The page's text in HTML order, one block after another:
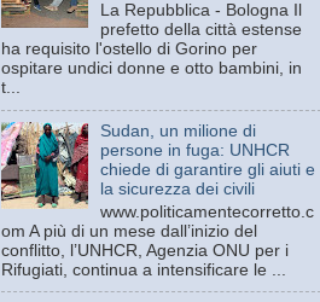
La Repubblica - Bologna Il
prefetto della città estense
ha requisito l'ostello di Gorino per
ospitare undici donne e otto bambini, in
t...
Sudan, un milione di
persone in fuga: UNHCR
chiede di garantire gli aiuti e
la sicurezza dei civili
www.politicamentecorretto.c
om A più di un mese dall’inizio del
conflitto, l’UNHCR, Agenzia ONU per i
Rifugiati, continua a intensificare le ...